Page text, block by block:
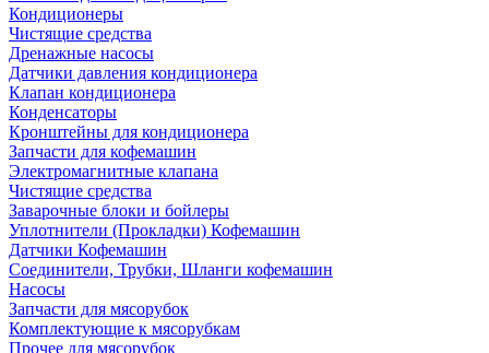
Кондиционеры
Чистящие средства
Дренажные насосы
Датчики давления кондиционера
Клапан кондиционера
Конденсаторы
Кронштейны для кондиционера
Запчасти для кофемашин
Электромагнитные клапана
Чистящие средства
Заварочные блоки и бойлеры
Уплотнители (Прокладки) Кофемашин
Датчики Кофемашин
Соединители, Трубки, Шланги кофемашин
Насосы
Запчасти для мясорубок
Комплектующие к мясорубкам
Прочее для мясорубок